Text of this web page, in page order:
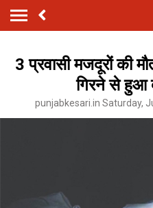
3 प्रवासी मजदूरों की
गिरने से हुआ
punjabkesari.in Saturday,